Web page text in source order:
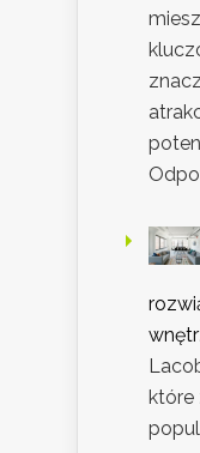
które